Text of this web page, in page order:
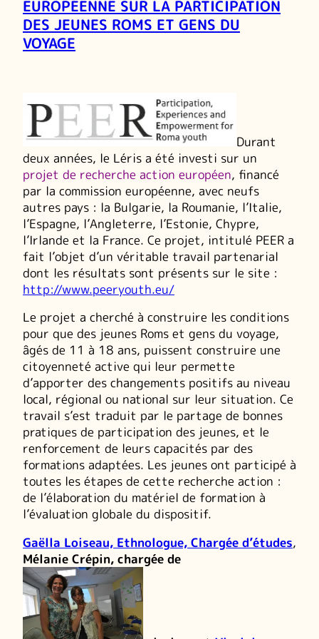
EUROPÉENNE SUR LA PARTICIPATION
DES JEUNES ROMS ET GENS DU
VOYAGE
Durant
deux années, le Léris a été investi sur un
projet de recherche action européen, financé
par la commission européenne, avec neufs
autres pays : la Bulgarie, la Roumanie, l’Italie,
l’Espagne, l’Angleterre, l’Estonie, Chypre,
l’Irlande et la France. Ce projet, intitulé PEER a
fait l’objet d’un véritable travail partenarial
dont les résultats sont présents sur le site :
http://www.peeryouth.eu/
Le projet a cherché à construire les conditions
pour que des jeunes Roms et gens du voyage,
âgés de 11 à 18 ans, puissent construire une
citoyenneté active qui leur permette
d’apporter des changements positifs au niveau
local, régional ou national sur leur situation. Ce
travail s’est traduit par le partage de bonnes
pratiques de participation des jeunes, et le
renforcement de leurs capacités par des
formations adaptées. Les jeunes ont participé à
toutes les étapes de cette recherche action :
de l’élaboration du matériel de formation à
l’évaluation globale du dispositif.
Gaëlla Loiseau, Ethnologue, Chargée d’études,
Mélanie Crépin, chargée de